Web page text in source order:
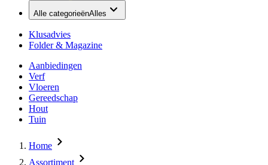
Alle categorieënAlles
Klusadvies
Folder & Magazine
Aanbiedingen
Verf
Vloeren
Gereedschap
Hout
Tuin
Home
Assortiment